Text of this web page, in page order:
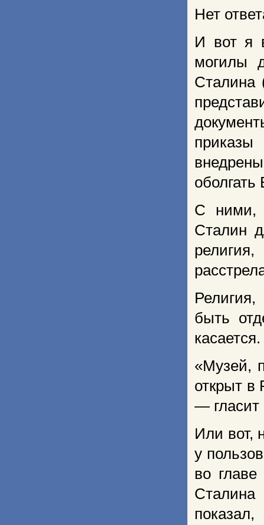
Нет
И вот я
могилы
Сталина
С ними,
Сталин
быть
«Музей,
открыт в
— гласит
Или вот,
у
во главе